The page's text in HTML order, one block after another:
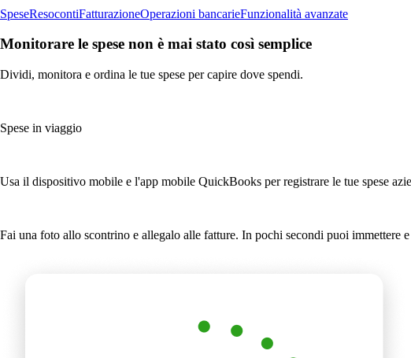
SpeseResocontiFatturazioneOperazioni bancarieFunzionalità avanzate
Monitorare le spese non è mai stato così semplice
Dividi, monitora e ordina le tue spese per capire dove spendi.
Spese in viaggio
Usa il dispositivo mobile e l'app mobile QuickBooks per registrare le tue spese
Fai una foto allo scontrino e allegalo alle fatture. In pochi secondi puoi immettere